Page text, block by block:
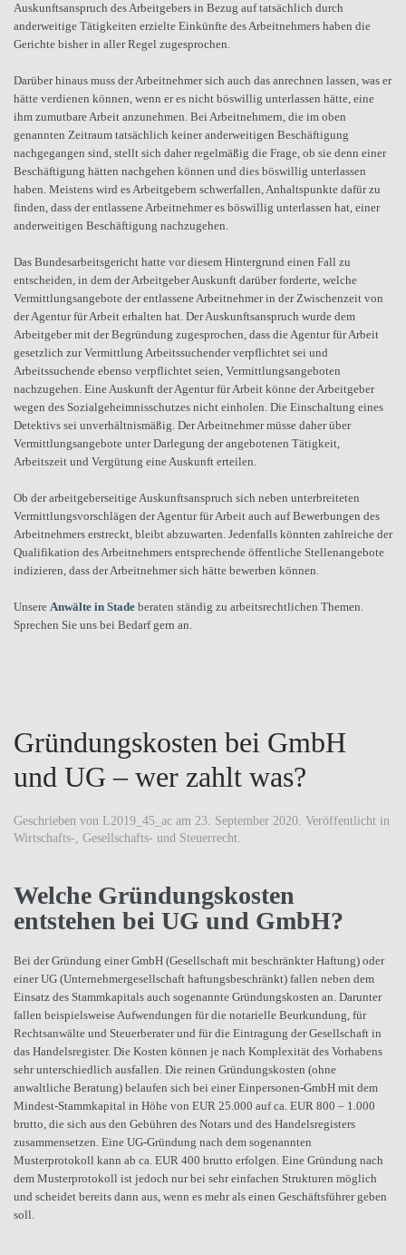
Auskunftsanspruch des Arbeitgebers in Bezug auf tatsächlich durch
anderweitige Tätigkeiten erzielte Einkünfte des Arbeitnehmers haben die
Gerichte bisher in aller Regel zugesprochen.
Darüber hinaus muss der Arbeitnehmer sich auch das anrechnen lassen, was er
hätte verdienen können, wenn er es nicht böswillig unterlassen hätte, eine
ihm zumutbare Arbeit anzunehmen. Bei Arbeitnehmern, die im oben
genannten Zeitraum tatsächlich keiner anderweitigen Beschäftigung
nachgegangen sind, stellt sich daher regelmäßig die Frage, ob sie denn einer
Beschäftigung hätten nachgehen können und dies böswillig unterlassen
haben. Meistens wird es Arbeitgebern schwerfallen, Anhaltspunkte dafür zu
finden, dass der entlassene Arbeitnehmer es böswillig unterlassen hat, einer
anderweitigen Beschäftigung nachzugehen.
Das Bundesarbeitsgericht hatte vor diesem Hintergrund einen Fall zu
entscheiden, in dem der Arbeitgeber Auskunft darüber forderte, welche
Vermittlungsangebote der entlassene Arbeitnehmer in der Zwischenzeit von
der Agentur für Arbeit erhalten hat. Der Auskunftsanspruch wurde dem
Arbeitgeber mit der Begründung zugesprochen, dass die Agentur für Arbeit
gesetzlich zur Vermittlung Arbeitssuchender verpflichtet sei und
Arbeitssuchende ebenso verpflichtet seien, Vermittlungsangeboten
nachzugehen. Eine Auskunft der Agentur für Arbeit könne der Arbeitgeber
wegen des Sozialgeheimnisschutzes nicht einholen. Die Einschaltung eines
Detektivs sei unverhältnismäßig. Der Arbeitnehmer müsse daher über
Vermittlungsangebote unter Darlegung der angebotenen Tätigkeit,
Arbeitszeit und Vergütung eine Auskunft erteilen.
Ob der arbeitgeberseitige Auskunftsanspruch sich neben unterbreiteten
Vermittlungsvorschlägen der Agentur für Arbeit auch auf Bewerbungen des
Arbeitnehmers erstreckt, bleibt abzuwarten. Jedenfalls könnten zahlreiche der
Qualifikation des Arbeitnehmers entsprechende öffentliche Stellenangebote
indizieren, dass der Arbeitnehmer sich hätte bewerben können.
Unsere Anwälte in Stade beraten ständig zu arbeitsrechtlichen Themen.
Sprechen Sie uns bei Bedarf gern an.
Gründungskosten bei GmbH
und UG – wer zahlt was?
Geschrieben von L2019_45_ac am 23. September 2020. Veröffentlicht in
Wirtschafts-, Gesellschafts- und Steuerrecht.
Welche Gründungskosten
entstehen bei UG und GmbH?
Bei der Gründung einer GmbH (Gesellschaft mit beschränkter Haftung) oder
einer UG (Unternehmergesellschaft haftungsbeschränkt) fallen neben dem
Einsatz des Stammkapitals auch sogenannte Gründungskosten an. Darunter
fallen beispielsweise Aufwendungen für die notarielle Beurkundung, für
Rechtsanwälte und Steuerberater und für die Eintragung der Gesellschaft in
das Handelsregister. Die Kosten können je nach Komplexität des Vorhabens
sehr unterschiedlich ausfallen. Die reinen Gründungskosten (ohne
anwaltliche Beratung) belaufen sich bei einer Einpersonen-GmbH mit dem
Mindest-Stammkapital in Höhe von EUR 25.000 auf ca. EUR 800 – 1.000
brutto, die sich aus den Gebühren des Notars und des Handelsregisters
zusammensetzen. Eine UG-Gründung nach dem sogenannten
Musterprotokoll kann ab ca. EUR 400 brutto erfolgen. Eine Gründung nach
dem Musterprotokoll ist jedoch nur bei sehr einfachen Strukturen möglich
und scheidet bereits dann aus, wenn es mehr als einen Geschäftsführer geben
soll.